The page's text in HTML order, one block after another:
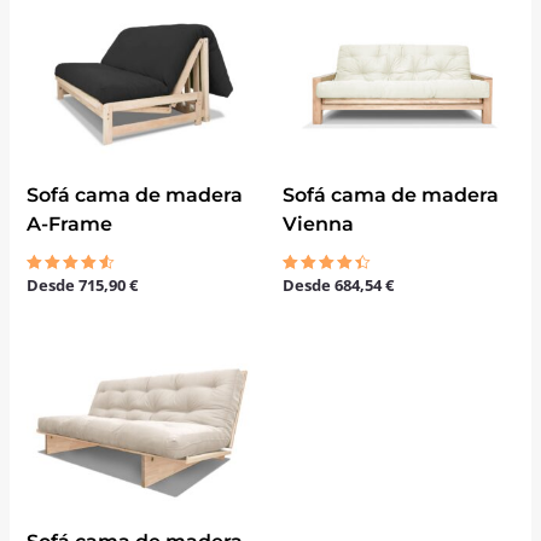
Sofá cama de madera
A-Frame
Valorado
Desde715,90€
Sofá cama de madera
Vienna
Valorado
Desde684,54€